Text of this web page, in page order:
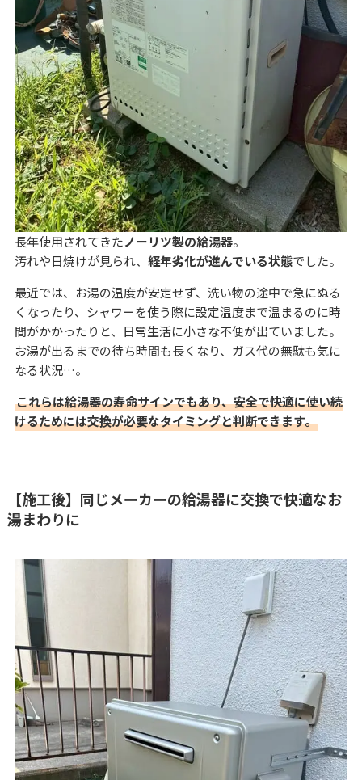
長年使用されてきたノーリツ製の給湯器。
汚れや日焼けが見られ、 経年劣化が進んでいる状態でした。
最近では、お湯の温度が安定せず、洗い物の途中で急にぬる
くなったり、シャワーを使う際に設定温度まで温まるのに時
間がかかったりと、日常生活に小さな不便が出ていました。
お湯が出るまでの待ち時間も長くなり、ガス代の無駄も気に
なる状況…。
これらは給湯器の寿命サインでもあり、安全で快適に使い続
けるためには交換が必要なタイミングと判断できます。
【施工後】同じメーカーの給湯器に交換で快適なお
湯まわりに